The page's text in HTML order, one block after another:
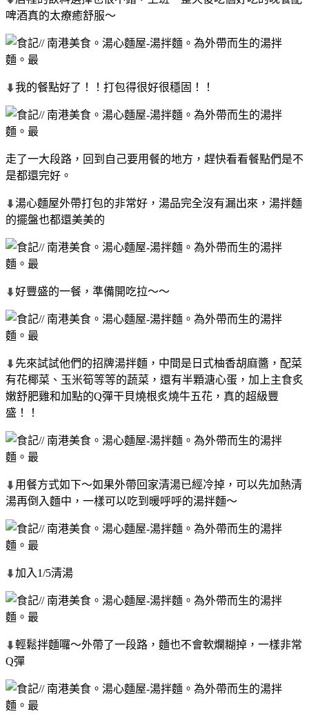
啤酒真的太療癒舒服～
⬇我的餐點好了！！打包得很好很穩固！！
走了一大段路，回到自己要用餐的地方，趕快看看餐點們是不
是都還完好。
⬇湯心麵屋外帶打包的非常好，湯品完全沒有漏出來，湯拌麵
的擺盤也都還美美的
⬇好豐盛的一餐，準備開吃拉～～
⬇先來試試他們的招牌湯拌麵，中間是日式柚香胡麻醬，配菜
有花椰菜、玉米筍等等的蔬菜，還有半顆溏心蛋，加上主食炙
嫩舒肥雞和加點的Q彈干貝燒根炙燒牛五花，真的超級豐
盛！！
⬇用餐方式如下～如果外帶回家清湯已經冷掉，可以先加熱清
湯再倒入麵中，一樣可以吃到暖呼呼的湯拌麵～
⬇加入1/5清湯
⬇輕鬆拌麵囉～外帶了一段路，麵也不會軟爛糊掉，一樣非常
Q彈